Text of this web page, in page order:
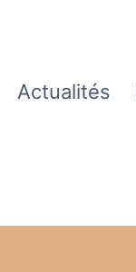
Actualités